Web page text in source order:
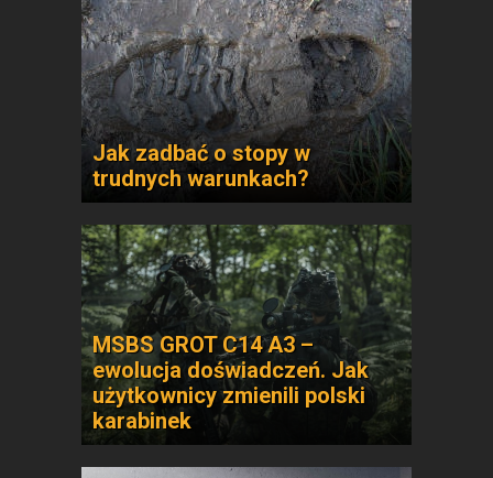
Jak zadbać o stopy w
trudnych warunkach?
MSBS GROT C14 A3 –
ewolucja doświadczeń. Jak
użytkownicy zmienili polski
karabinek